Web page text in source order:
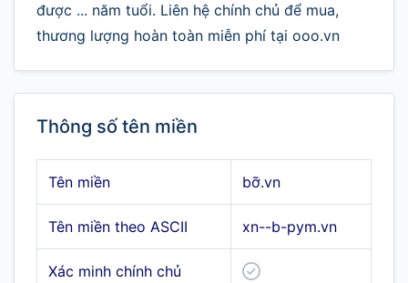
được ... năm tuổi. Liên hệ chính chủ để mua,
thương lượng hoàn toàn miễn phí tại ooo.vn
Thông số tên miền
Tên miền bỡ.vn
Tên miền theo ASCII xn--b-pym.vn
Xác minh chính chủ